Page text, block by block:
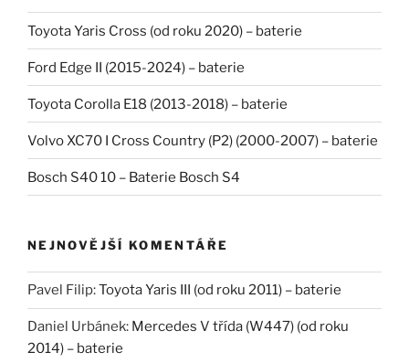
Toyota Yaris Cross (od roku 2020) – baterie
Ford Edge II (2015-2024) – baterie
Toyota Corolla E18 (2013-2018) – baterie
Volvo XC70 I Cross Country (P2) (2000-2007) – baterie
Bosch S40 10 – Baterie Bosch S4
NEJNOVĚJŠÍ KOMENTÁŘE
Pavel Filip:Toyota Yaris III (od roku 2011) – baterie
Daniel Urbánek: Mercedes V třída (W447) (od roku
2014) – baterie